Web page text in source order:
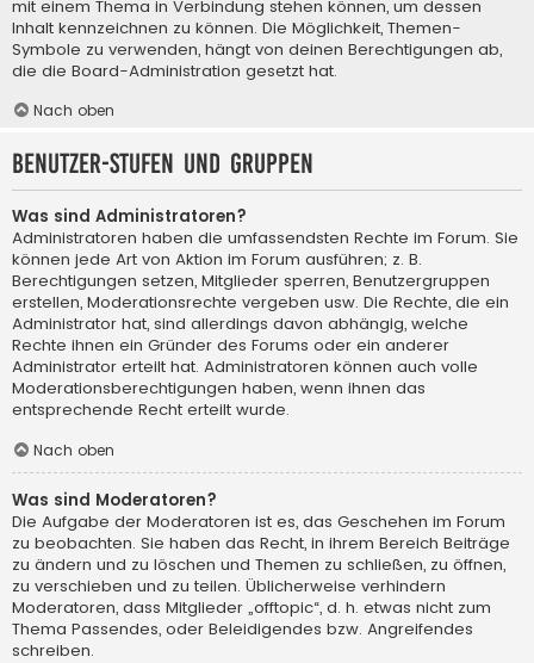
mit einem Thema in Verbindung stehen können, um dessen
Inhalt kennzeichnen zu können. Die Möglichkeit, Themen-
Symbole zu verwenden, hängt von deinen Berechtigungen ab,
die die Board-Administration gesetzt hat.
Nach oben
Benutzer-Stufen und Gruppen
Was sind Administratoren?
Administratoren haben die umfassendsten Rechte im Forum. Sie
können jede Art von Aktion im Forum ausführen; z. B.
Berechtigungen setzen, Mitglieder sperren, Benutzergruppen
erstellen, Moderationsrechte vergeben usw. Die Rechte, die ein
Administrator hat, sind allerdings davon abhängig, welche
Rechte ihnen ein Gründer des Forums oder ein anderer
Administrator erteilt hat. Administratoren können auch volle
Moderationsberechtigungen haben, wenn ihnen das
entsprechende Recht erteilt wurde.
Nach oben
Was sind Moderatoren?
Die Aufgabe der Moderatoren ist es, das Geschehen im Forum
zu beobachten. Sie haben das Recht, in ihrem Bereich Beiträge
zu ändern und zu löschen und Themen zu schließen, zu öffnen,
zu verschieben und zu teilen. Üblicherweise verhindern
Moderatoren, dass Mitglieder „offtopic“, d. h. etwas nicht zum
Thema Passendes, oder Beleidigendes bzw. Angreifendes
schreiben.